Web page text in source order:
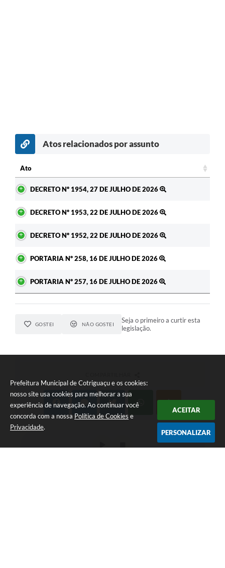
Prefeitura Municipal de Cotriguaçu e os cookies:
nosso site usa cookies para melhorar a sua
experiência de navegação. Ao continuar você
concorda com a nossa Política de Cookies e
Privacidade.
ACEITAR
PERSONALIZAR
Atos relacionados por assunto
Ato
DECRETO Nº 1954, 27 DE JULHO DE 2026
DECRETO Nº 1953, 22 DE JULHO DE 2026
DECRETO Nº 1952, 22 DE JULHO DE 2026
PORTARIA Nº 258, 16 DE JULHO DE 2026
PORTARIA Nº 257, 16 DE JULHO DE 2026
GOSTEI NÃO GOSTEI
Seja o primeiro a curtir esta
legislação.